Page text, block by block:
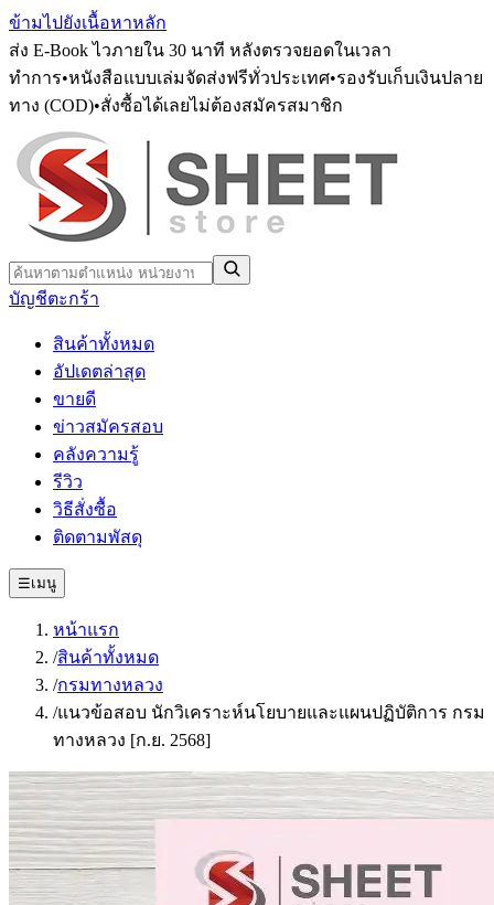
ข้ามไปยังเนื้อหาหลัก
ส่ง E-Book ไวภายใน 30 นาที หลังตรวจยอดในเวลา
ทำการ•หนังสือแบบเล่มจัดส่งฟรีทั่วประเทศ•รองรับเก็บเงินปลาย
ทาง (COD)•สั่งซื้อได้เลยไม่ต้องสมัครสมาชิก
บัญชีตะกร้า
สินค้าทั้งหมด
อัปเดตล่าสุด
ขายดี
ข่าวสมัครสอบ
คลังความรู้
รีวิว
วิธีสั่งซื้อ
ติดตามพัสดุ
☰เมนู
หน้าแรก
/สินค้าทั้งหมด
/กรมทางหลวง
/แนวข้อสอบ นักวิเคราะห์นโยบายและแผนปฏิบัติการ กรม
ทางหลวง [ก.ย. 2568]